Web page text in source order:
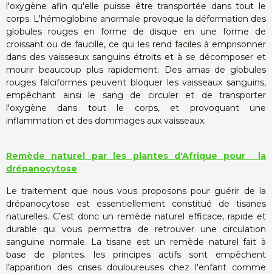
l'oxygène afin qu'elle puisse être transportée dans tout le
corps. L'hémoglobine anormale provoque la déformation des
globules rouges en forme de disque en une forme de
croissant ou de faucille, ce qui les rend faciles à emprisonner
dans des vaisseaux sanguins étroits et à se décomposer et
mourir beaucoup plus rapidement. Des amas de globules
rouges falciformes peuvent bloquer les vaisseaux sanguins,
empêchant ainsi le sang de circuler et de transporter
l'oxygène dans tout le corps, et provoquant une
inflammation et des dommages aux vaisseaux.
Remède naturel par les plantes d'Afrique pour la
drépanocytose
Le traitement que nous vous proposons pour guérir de la
drépanocytose est essentiellement constitué de tisanes
naturelles. C’est donc un remède naturel efficace, rapide et
durable qui vous permettra de retrouver une circulation
sanguine normale. La tisane est un remède naturel fait à
base de plantes. les principes actifs sont empêchent
l’apparition des crises douloureuses chez l'enfant comme